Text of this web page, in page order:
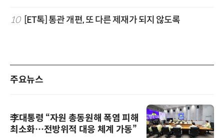
10 [ET톡] 통관 개편, 또 다른 제재가 되지 않도록
주요뉴스
李대통령 “자원 총동원해 폭염 피해
최소화…전방위적 대응 체계 가동”